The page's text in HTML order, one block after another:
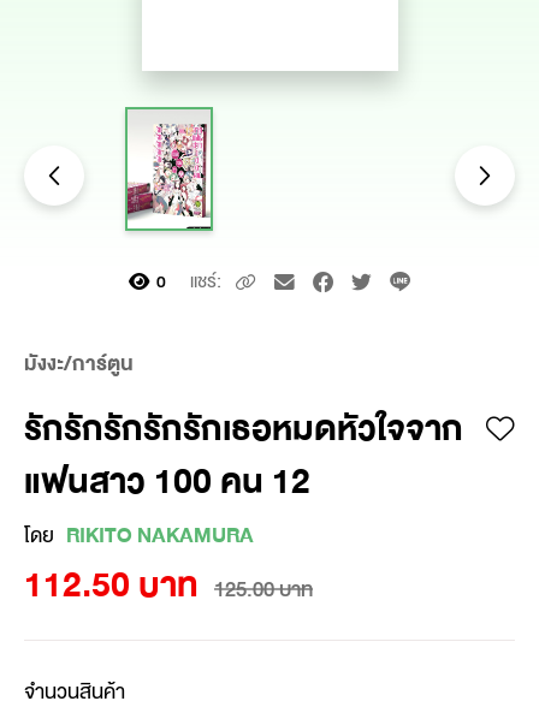
0 แชร์:
มังงะ/การ์ตูน
รักรักรักรักรักเธอหมดหัวใจจาก
แฟนสาว 100 คน 12
โดย RIKITO NAKAMURA
112.50 บาท 125.00 บาท
จำนวนสินค้า